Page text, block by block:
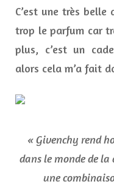
C’est une très belle
trop le parfum car
plus, c’est un
alors cela m’a fait
« Givenchy rend
dans le monde de
une